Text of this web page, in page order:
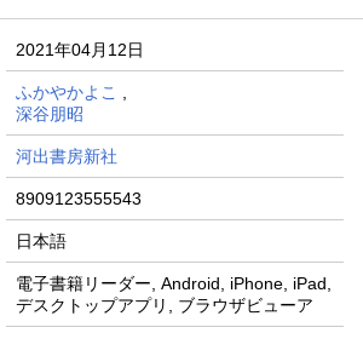
2021年04月12日
ふかやかよこ
深谷朋昭
河出書房新社
8909123555543
日本語
電子書籍リーダー, Android, iPhone, iPad,
デスクトップアプリ, ブラウザビューア